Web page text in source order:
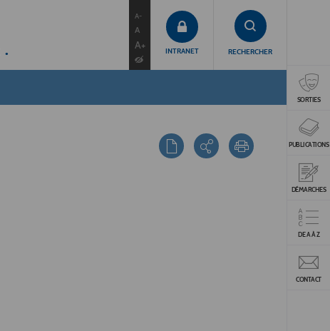
A-
A
A+ INTRANET RECHERCHER
SORTIES
PUBLICATIONS
DÉMARCHES
DE A À Z
CONTACT